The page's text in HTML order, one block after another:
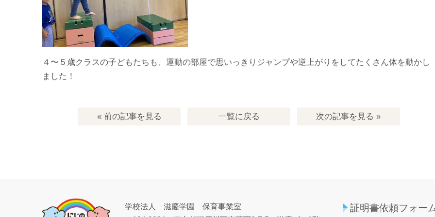
４〜５歳クラスの子どもたちも、運動の部屋で思いっきりジャンプや逆上がりをしてたくさん体を動かし
ました！
« 前の記事を見る 一覧に戻る 次の記事を見る »
学校法人 滋慶学園 保育事業室
証明書依頼フォー